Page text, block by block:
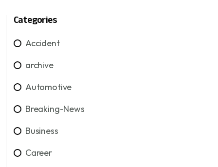
Categories
Accident
archive
Automotive
Breaking-News
Business
Career